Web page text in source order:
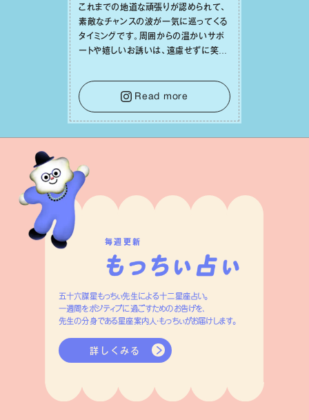
これまでの地道な頑張りが認められて、
素敵なチャンスの波が⼀気に巡ってくる
タイミングです。周囲からの温かいサポ
ートや嬉しいお誘いは、遠慮せずに笑顔
せになっていくイメージを持って⼀歩を
踏み出して。⼀⼈⼀⼈の良いところが混
ざり合い、ハッピーな未来が形作られて
いきます。
Read more
毎週更新
五十六謀星もっちぃ先生による十二星座占い。
一週間をポジティブに過ごすためのお告げを、
先生の分身である星座案内人・もっちぃがお届けします。
詳しくみる